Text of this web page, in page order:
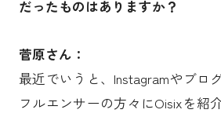
だったものはありますか？
菅原さん：
最近でいうと、Instagramやブロ
フルエンサーの方々にOisixを紹